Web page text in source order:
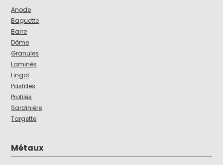
Anode
Baguette
Barre
Dôme
Granules
Laminés
Lingot
Pastilles
Profilés
Sardinière
Targette
Métaux